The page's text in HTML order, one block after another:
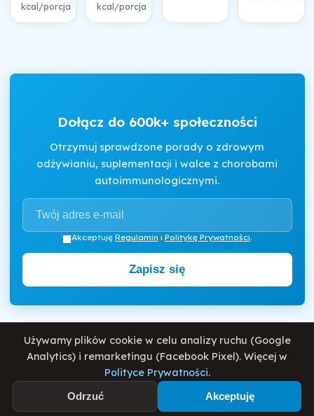
kcal/porcja
składukcal/porcja
Dołącz do 600k+ społeczności
Otrzymuj sprawdzone porady o zdrowym
odżywianiu, suplementacji i walce z chorobami
autoimmunologicznymi.
Akceptuję Regulamin i Politykę Prywatności.
Zapisz się
Motywator Dietetyczny
© 2026 Damian Wiatrowski. Wszelkie prawa zastrzeżone.
Używamy plików cookie w celu analizy ruchu (Google
Analytics) i remarketingu (Facebook Pixel). Więcej w
Polityce Prywatności.
Odrzuć Akceptuję